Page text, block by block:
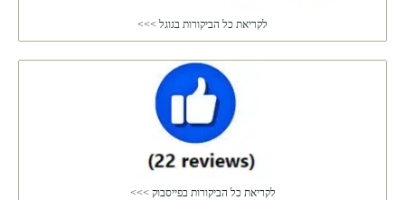
לקריאת כל הביקורות בגוגל >>>
לקריאת כל הביקורות בפייסבוק >>>